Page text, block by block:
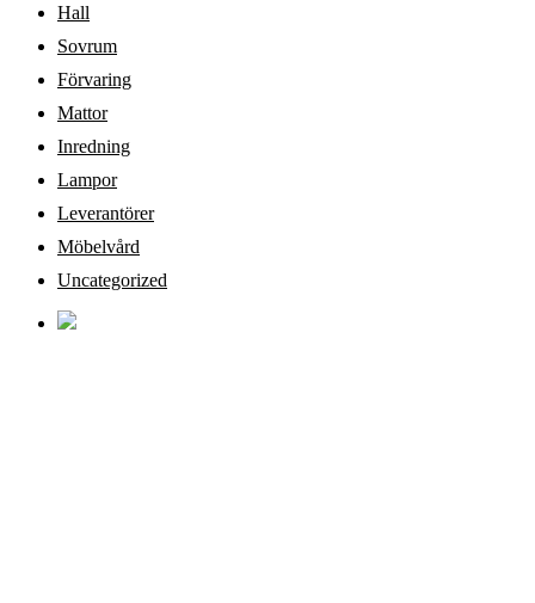
Hall
Sovrum
Förvaring
Mattor
Inredning
Lampor
Leverantörer
Möbelvård
Uncategorized